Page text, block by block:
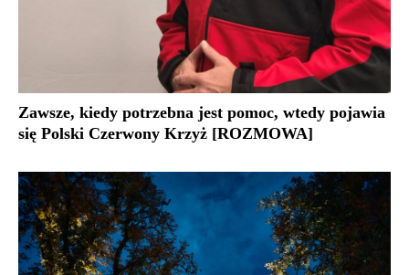
Zawsze, kiedy potrzebna jest pomoc, wtedy pojawia
się Polski Czerwony Krzyż [ROZMOWA]